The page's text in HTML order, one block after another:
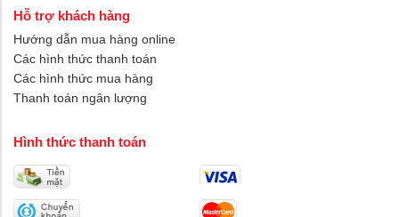
Hỗ trợ khách hàng
Hướng dẫn mua hàng online
Các hình thức thanh toán
Các hình thức mua hàng
Thanh toán ngân lượng
Hình thức thanh toán